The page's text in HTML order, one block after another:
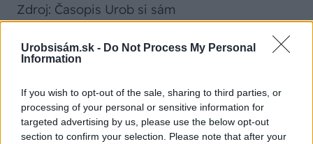
Urobsisám.sk - Do Not Process My Personal
Information
If you wish to opt-out of the sale, sharing to third parties, or
processing of your personal or sensitive information for
targeted advertising by us, please use the below opt-out
section to confirm your selection. Please note that after your
Zdroj: Časopis Urob si sám
Predplaťte si Urob si sám na rok za 20
€ a my vám dáme darčekovú kartu
Möbelix v rovnakej hodnote. Výhodná
ponuka, ktorá sa vám vráti.